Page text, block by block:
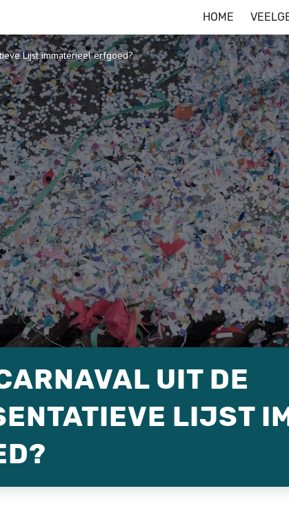
HOME
Lijst immaterieel erfgoed?
UIT DE
LIJST